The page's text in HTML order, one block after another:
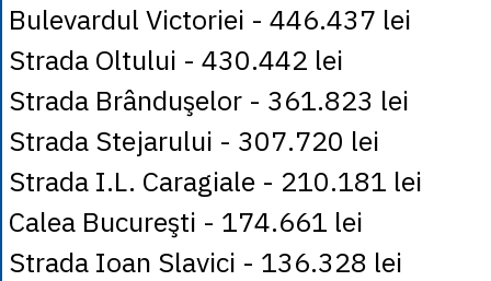
Bulevardul Victoriei - 446.437 lei
Strada Oltului - 430.442 lei
Strada Brânduşelor - 361.823 lei
Strada Stejarului - 307.720 lei
Strada I.L. Caragiale - 210.181 lei
Calea Bucureşti - 174.661 lei
Strada Ioan Slavici - 136.328 lei